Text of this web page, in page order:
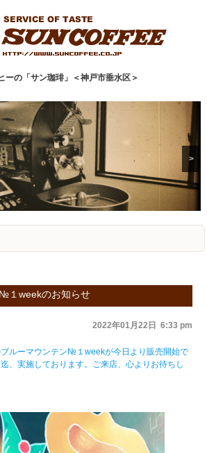
ーの「サン珈琲」＜神戸市垂水区＞
>
１weekのお知らせ
2022年01月22日 6:33 pm
ブルーマウンテン№１weekが今日より販売開始で
、実施しております。ご来店、心よりお待ちし